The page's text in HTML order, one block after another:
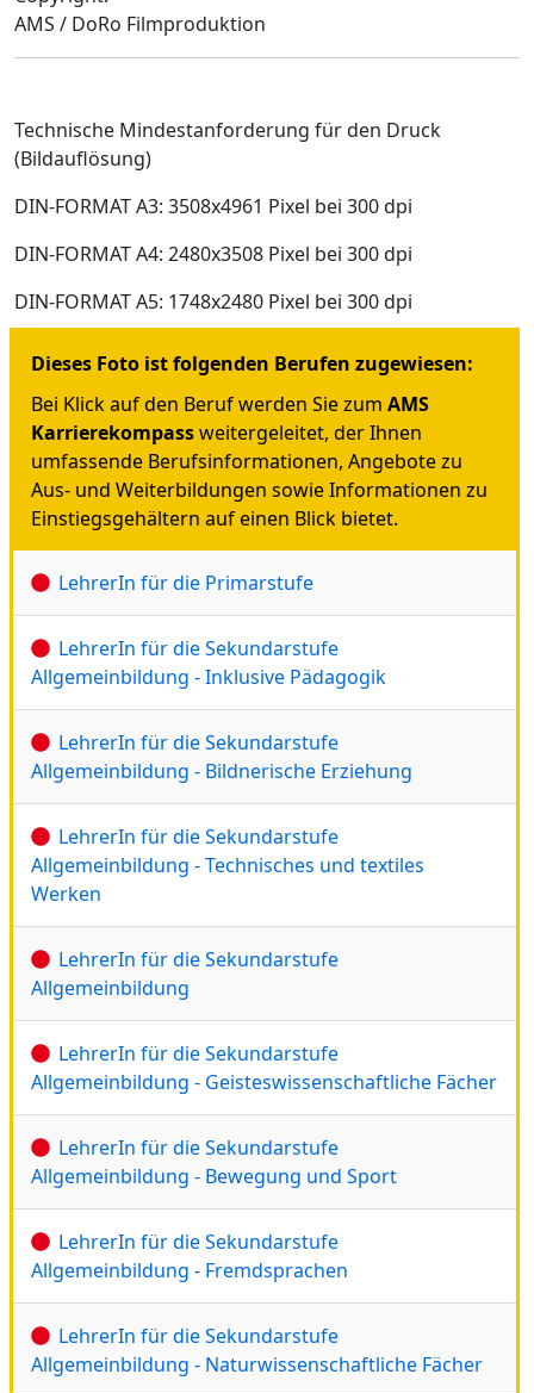
AMS / DoRo Filmproduktion
Technische Mindestanforderung für den Druck
(Bildauflösung)
DIN-FORMAT A3: 3508x4961 Pixel bei 300 dpi
DIN-FORMAT A4: 2480x3508 Pixel bei 300 dpi
DIN-FORMAT A5: 1748x2480 Pixel bei 300 dpi
Dieses Foto ist folgenden Berufen zugewiesen:
Bei Klick auf den Beruf werden Sie zum AMS
Karrierekompassweitergeleitet, der Ihnen
umfassende Berufsinformationen, Angebote zu
Aus- und Weiterbildungen sowie Informationen zu
Einstiegsgehältern auf einen Blick bietet.
LehrerIn für die Primarstufe
LehrerIn für die Sekundarstufe
Allgemeinbildung - Inklusive Pädagogik
LehrerIn für die Sekundarstufe
Allgemeinbildung - Bildnerische Erziehung
LehrerIn für die Sekundarstufe
Allgemeinbildung - Technisches und textiles
Werken
LehrerIn für die Sekundarstufe
Allgemeinbildung
LehrerIn für die Sekundarstufe
Allgemeinbildung - Geisteswissenschaftliche Fächer
LehrerIn für die Sekundarstufe
Allgemeinbildung - Bewegung und Sport
LehrerIn für die Sekundarstufe
Allgemeinbildung - Fremdsprachen
LehrerIn für die Sekundarstufe
Allgemeinbildung - Naturwissenschaftliche Fächer